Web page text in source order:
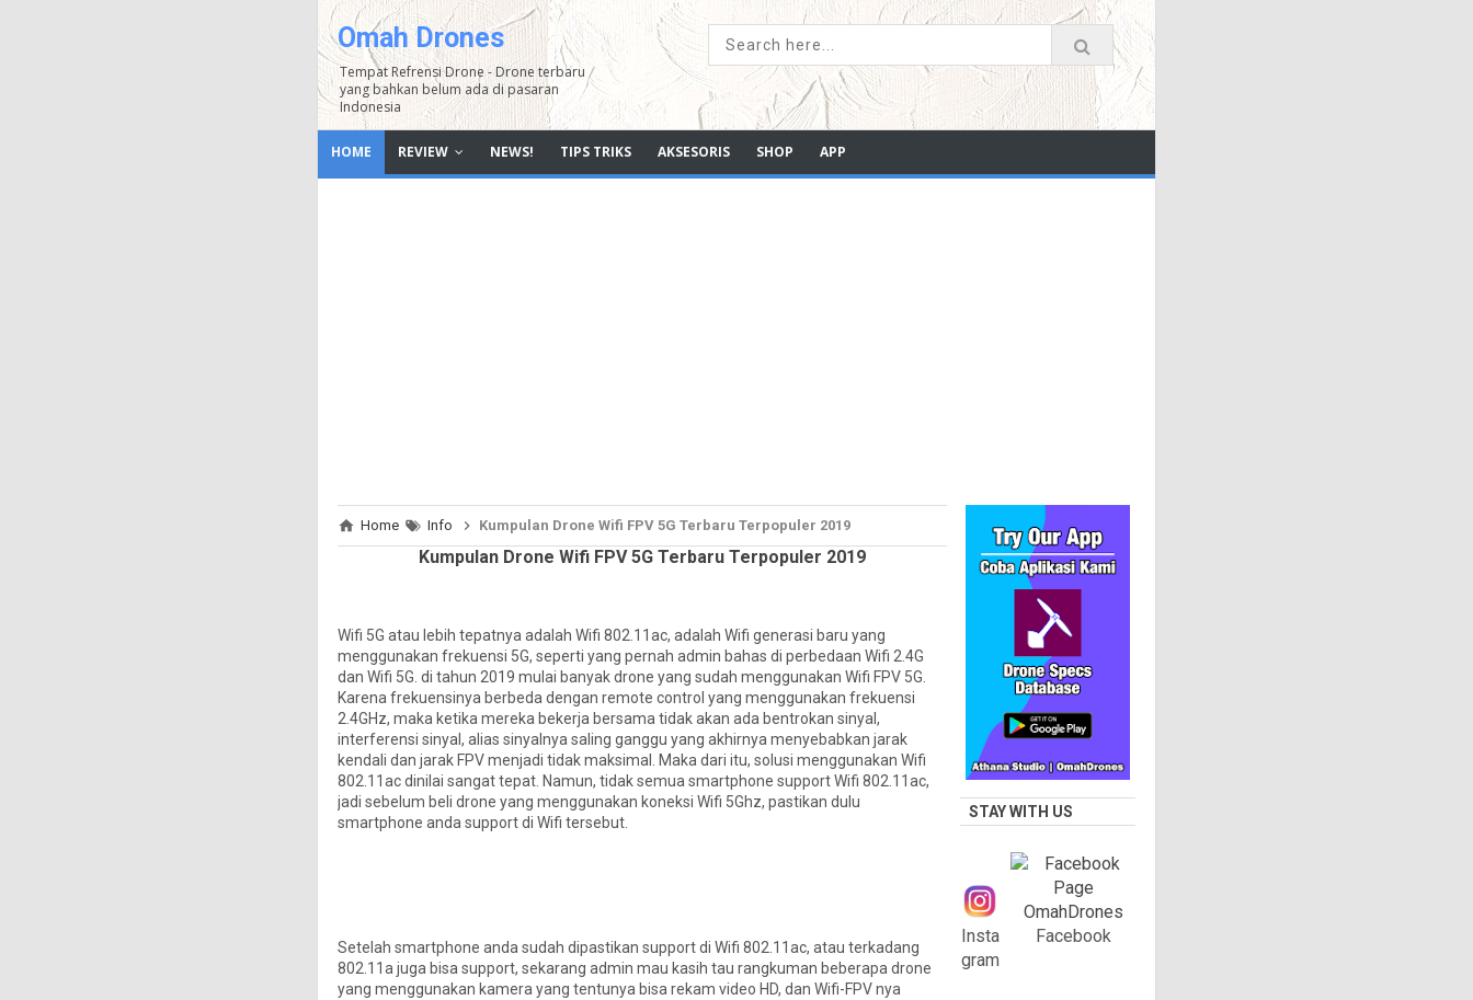
Omah Drones
Tempat Refrensi Drone - Drone terbaru
yang bahkan belum ada di pasaran
Indonesia
HOME REVIEW NEWS! TIPS TRIKS AKSESORIS SHOP APP
Home Info Kumpulan Drone Wifi FPV 5G Terbaru Terpopuler 2019
Kumpulan Drone Wifi FPV 5G Terbaru Terpopuler 2019
Wifi 5G atau lebih tepatnya adalah Wifi 802.11ac, adalah Wifi generasi baru yang
menggunakan frekuensi 5G, seperti yang pernah admin bahas di perbedaan Wifi 2.4G
dan Wifi 5G. di tahun 2019 mulai banyak drone yang sudah menggunakan Wifi FPV 5G.
Karena frekuensinya berbeda dengan remote control yang menggunakan frekuensi
2.4GHz, maka ketika mereka bekerja bersama tidak akan ada bentrokan sinyal,
interferensi sinyal, alias sinyalnya saling ganggu yang akhirnya menyebabkan jarak
kendali dan jarak FPV menjadi tidak maksimal. Maka dari itu, solusi menggunakan Wifi
802.11ac dinilai sangat tepat. Namun, tidak semua smartphone support Wifi 802.11ac,
jadi sebelum beli drone yang menggunakan koneksi Wifi 5Ghz, pastikan dulu
smartphone anda support di Wifi tersebut.
Setelah smartphone anda sudah dipastikan support di Wifi 802.11ac, atau terkadang
802.11a juga bisa support, sekarang admin mau kasih tau rangkuman beberapa drone
yang menggunakan kamera yang tentunya bisa rekam video HD, dan Wifi-FPV nya
STAY WITH US
Insta
gram
Facebook